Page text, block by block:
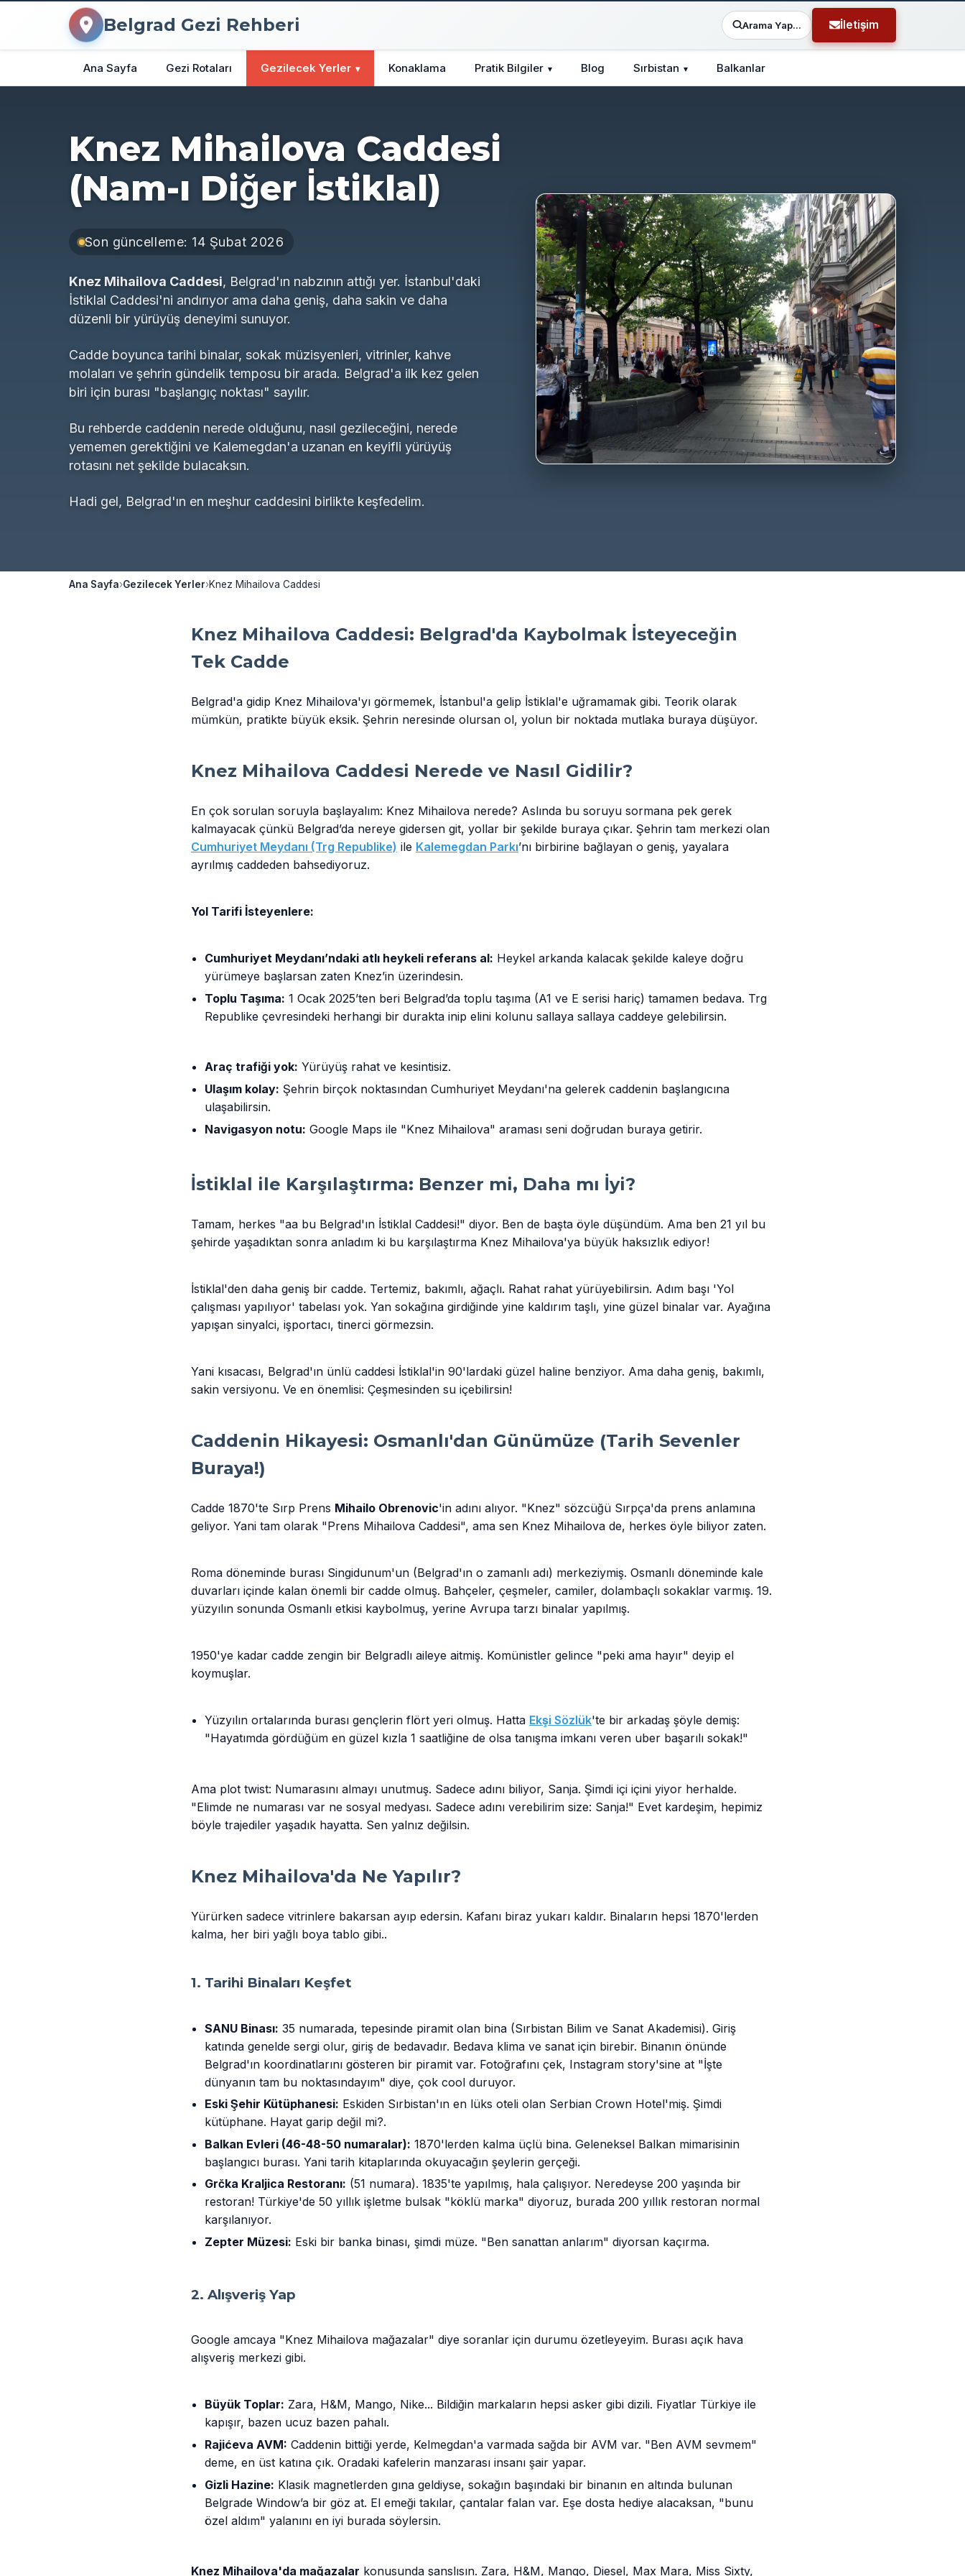
Belgrad Gezi Rehberi Arama Yap... İletişim
Ana Sayfa Gezi Rotaları Gezilecek Yerler ▾ Konaklama Pratik Bilgiler ▾ Blog Sırbistan ▾ Balkanlar
Knez Mihailova Caddesi
(Nam-ı Diğer İstiklal)
Son güncelleme: 14 Şubat 2026
Knez Mihailova Caddesi, Belgrad'ın nabzının attığı yer. İstanbul'daki
İstiklal Caddesi'ni andırıyor ama daha geniş, daha sakin ve daha
düzenli bir yürüyüş deneyimi sunuyor.
Cadde boyunca tarihi binalar, sokak müzisyenleri, vitrinler, kahve
molaları ve şehrin gündelik temposu bir arada. Belgrad'a ilk kez gelen
biri için burası "başlangıç noktası" sayılır.
Bu rehberde caddenin nerede olduğunu, nasıl gezileceğini, nerede
yememen gerektiğini ve Kalemegdan'a uzanan en keyifli yürüyüş
rotasını net şekilde bulacaksın.
Hadi gel, Belgrad'ın en meşhur caddesini birlikte keşfedelim.
Ana Sayfa›Gezilecek Yerler›Knez Mihailova Caddesi
Knez Mihailova Caddesi: Belgrad'da Kaybolmak İsteyeceğin
Tek Cadde
Belgrad'a gidip Knez Mihailova'yı görmemek, İstanbul'a gelip İstiklal'e uğramamak gibi. Teorik olarak
mümkün, pratikte büyük eksik. Şehrin neresinde olursan ol, yolun bir noktada mutlaka buraya düşüyor.
Knez Mihailova Caddesi Nerede ve Nasıl Gidilir?
En çok sorulan soruyla başlayalım: Knez Mihailova nerede? Aslında bu soruyu sormana pek gerek
kalmayacak çünkü Belgrad’da nereye gidersen git, yollar bir şekilde buraya çıkar. Şehrin tam merkezi olan
Cumhuriyet Meydanı (Trg Republike) ile Kalemegdan Parkı’nı birbirine bağlayan o geniş, yayalara
ayrılmış caddeden bahsediyoruz.
Yol Tarifi İsteyenlere:
Cumhuriyet Meydanı’ndaki atlı heykeli referans al: Heykel arkanda kalacak şekilde kaleye doğru
yürümeye başlarsan zaten Knez’in üzerindesin.
Toplu Taşıma: 1 Ocak 2025’ten beri Belgrad’da toplu taşıma (A1 ve E serisi hariç) tamamen bedava. Trg
Republike çevresindeki herhangi bir durakta inip elini kolunu sallaya sallaya caddeye gelebilirsin.
Araç trafiği yok: Yürüyüş rahat ve kesintisiz.
Ulaşım kolay: Şehrin birçok noktasından Cumhuriyet Meydanı'na gelerek caddenin başlangıcına
ulaşabilirsin.
Navigasyon notu: Google Maps ile "Knez Mihailova" araması seni doğrudan buraya getirir.
İstiklal ile Karşılaştırma: Benzer mi, Daha mı İyi?
Tamam, herkes "aa bu Belgrad'ın İstiklal Caddesi!" diyor. Ben de başta öyle düşündüm. Ama ben 21 yıl bu
şehirde yaşadıktan sonra anladım ki bu karşılaştırma Knez Mihailova'ya büyük haksızlık ediyor!
İstiklal'den daha geniş bir cadde. Tertemiz, bakımlı, ağaçlı. Rahat rahat yürüyebilirsin. Adım başı 'Yol
çalışması yapılıyor' tabelası yok. Yan sokağına girdiğinde yine kaldırım taşlı, yine güzel binalar var. Ayağına
yapışan sinyalci, işportacı, tinerci görmezsin.
Yani kısacası, Belgrad'ın ünlü caddesi İstiklal'in 90'lardaki güzel haline benziyor. Ama daha geniş, bakımlı,
sakin versiyonu. Ve en önemlisi: Çeşmesinden su içebilirsin!
Caddenin Hikayesi: Osmanlı'dan Günümüze (Tarih Sevenler
Buraya!)
Cadde 1870'te Sırp Prens Mihailo Obrenovic'in adını alıyor. "Knez" sözcüğü Sırpça'da prens anlamına
geliyor. Yani tam olarak "Prens Mihailova Caddesi", ama sen Knez Mihailova de, herkes öyle biliyor zaten.
Roma döneminde burası Singidunum'un (Belgrad'ın o zamanlı adı) merkeziymiş. Osmanlı döneminde kale
duvarları içinde kalan önemli bir cadde olmuş. Bahçeler, çeşmeler, camiler, dolambaçlı sokaklar varmış. 19.
yüzyılın sonunda Osmanlı etkisi kaybolmuş, yerine Avrupa tarzı binalar yapılmış.
1950'ye kadar cadde zengin bir Belgradlı aileye aitmiş. Komünistler gelince "peki ama hayır" deyip el
koymuşlar.
Yüzyılın ortalarında burası gençlerin flört yeri olmuş. Hatta Ekşi Sözlük'te bir arkadaş şöyle demiş:
"Hayatımda gördüğüm en güzel kızla 1 saatliğine de olsa tanışma imkanı veren uber başarılı sokak!"
Ama plot twist: Numarasını almayı unutmuş. Sadece adını biliyor, Sanja. Şimdi içi içini yiyor herhalde.
"Elimde ne numarası var ne sosyal medyası. Sadece adını verebilirim size: Sanja!" Evet kardeşim, hepimiz
böyle trajediler yaşadık hayatta. Sen yalnız değilsin.
Knez Mihailova'da Ne Yapılır?
Yürürken sadece vitrinlere bakarsan ayıp edersin. Kafanı biraz yukarı kaldır. Binaların hepsi 1870'lerden
kalma, her biri yağlı boya tablo gibi..
1. Tarihi Binaları Keşfet
SANU Binası: 35 numarada, tepesinde piramit olan bina (Sırbistan Bilim ve Sanat Akademisi). Giriş
katında genelde sergi olur, giriş de bedavadır. Bedava klima ve sanat için birebir. Binanın önünde
Belgrad'ın koordinatlarını gösteren bir piramit var. Fotoğrafını çek, Instagram story'sine at "İşte
dünyanın tam bu noktasındayım" diye, çok cool duruyor.
Eski Şehir Kütüphanesi: Eskiden Sırbistan'ın en lüks oteli olan Serbian Crown Hotel'miş. Şimdi
kütüphane. Hayat garip değil mi?.
Balkan Evleri (46-48-50 numaralar): 1870'lerden kalma üçlü bina. Geleneksel Balkan mimarisinin
başlangıcı burası. Yani tarih kitaplarında okuyacağın şeylerin gerçeği.
Grčka Kraljica Restoranı: (51 numara). 1835'te yapılmış, hala çalışıyor. Neredeyse 200 yaşında bir
restoran! Türkiye'de 50 yıllık işletme bulsak "köklü marka" diyoruz, burada 200 yıllık restoran normal
karşılanıyor.
Zepter Müzesi: Eski bir banka binası, şimdi müze. "Ben sanattan anlarım" diyorsan kaçırma.
2. Alışveriş Yap
Google amcaya "Knez Mihailova mağazalar" diye soranlar için durumu özetleyeyim. Burası açık hava
alışveriş merkezi gibi.
Büyük Toplar: Zara, H&M, Mango, Nike... Bildiğin markaların hepsi asker gibi dizili. Fiyatlar Türkiye ile
kapışır, bazen ucuz bazen pahalı.
Rajićeva AVM: Caddenin bittiği yerde, Kelmegdan'a varmada sağda bir AVM var. "Ben AVM sevmem"
deme, en üst katına çık. Oradaki kafelerin manzarası insanı şair yapar.
Gizli Hazine: Klasik magnetlerden gına geldiyse, sokağın başındaki bir binanın en altında bulunan
Belgrade Window’a bir göz at. El emeği takılar, çantalar falan var. Eşe dosta hediye alacaksan, "bunu
özel aldım" yalanını en iyi burada söylersin.
Knez Mihailova'da mağazalar konusunda şanslısın. Zara, H&M, Mango, Diesel, Max Mara, Miss Sixty,